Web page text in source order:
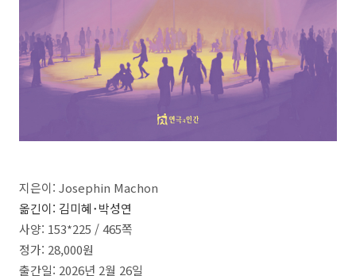
지은이: Josephin Machon
옮긴이: 김미혜･박성연
사양: 153*225 / 465쪽
정가: 28,000원
출간일: 2026년 2월 26일